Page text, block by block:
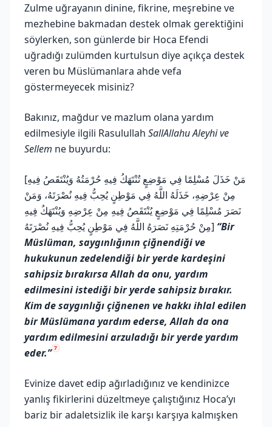
Zulme uğrayanın dinine, fikrine, meşrebine ve
mezhebine bakmadan destek olmak gerektiğini
söylerken, son günlerde bir Hoca Efendi
uğradığı zulümden kurtulsun diye açıkça destek
veren bu Müslümanlara ahde vefa
göstermeyecek misiniz?
Bakınız, mağdur ve mazlum olana yardım
edilmesiyle ilgili Rasulullah SallAllahu Aleyhi ve
Sellem ne buyurdu:
[مَنْ خَذَلَ مُسْلِمًا فِي مَوْضِعٍ تُنْتَهَكُ فِيهِ حُرْمَتُهُ وَيُنْتَقَصُ فِيهِ
مِنْ عِرْضِهِ، خَذَلَهُ اللَّهُ فِي مَوْطِنٍ يُحِبُّ فِيهِ نُصْرَتَهُ، وَمَنْ
نَصَرَ مُسْلِمًا فِي مَوْضِعٍ يُنْتَقَصُ فِيهِ مِنْ عِرْضِهِ وَيُنْتَهَكُ فِيهِ
مِنْ حُرْمَتِهِ نَصَرَهُ اللَّهُ فِي مَوْطِنٍ يُحِبُّ فِيهِ نُصْرَتَهُ] “Bir
Müslüman, saygınlığının çiğnendiği ve
hukukunun zedelendiği bir yerde kardeşini
sahipsiz bırakırsa Allah da onu, yardım
edilmesini istediği bir yerde sahipsiz bırakır.
Kim de saygınlığı çiğnenen ve hakkı ihlal edilen
bir Müslümana yardım ederse, Allah da ona
yardım edilmesini arzuladığı bir yerde yardım
eder.” 7
Evinize davet edip ağırladığınız ve kendinizce
yanlış fikirlerini düzeltmeye çalıştığınız Hoca’yı
bariz bir adaletsizlik ile karşı karşıya kalmışken